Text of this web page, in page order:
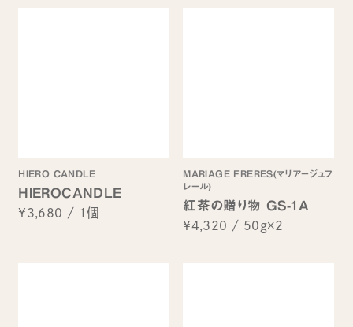
HIERO CANDLE
HIEROCANDLE
¥3,680 / 1個
MARIAGE FRERES(マリアージュフ
レール)
紅茶の贈り物 GS-1A
¥4,320 / 50g×2